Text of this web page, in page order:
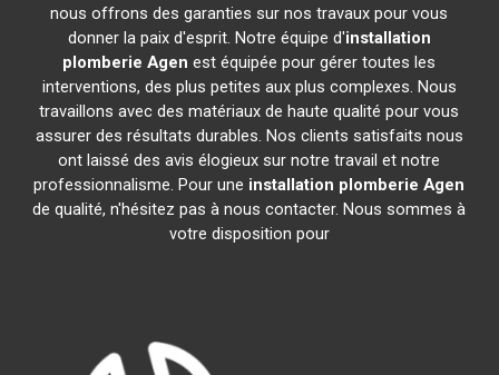
nous offrons des garanties sur nos travaux pour vous
donner la paix d'esprit. Notre équipe d'installation
plomberie Agen est équipée pour gérer toutes les
interventions, des plus petites aux plus complexes. Nous
travaillons avec des matériaux de haute qualité pour vous
assurer des résultats durables. Nos clients satisfaits nous
ont laissé des avis élogieux sur notre travail et notre
professionnalisme. Pour une installation plomberie Agen
de qualité, n'hésitez pas à nous contacter. Nous sommes à
votre disposition pour